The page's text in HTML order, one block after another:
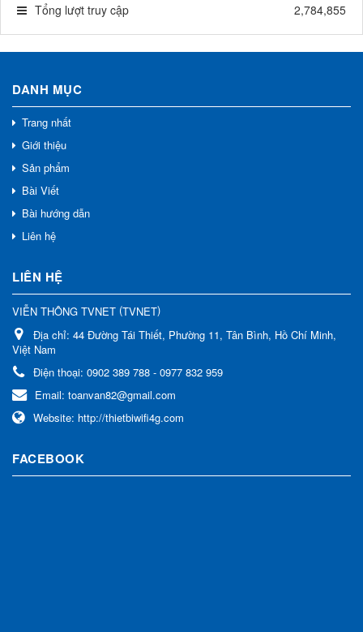
Tổng lượt truy cập
2,784,855
DANH MỤC
Trang nhất
Giới thiệu
Sản phẩm
Bài Viết
Bài hướng dẫn
Liên hệ
LIÊN HỆ
VIỄN THÔNG TVNET (TVNET)
Địa chỉ: 44 Đường Tái Thiết, Phường 11, Tân Bình, Hồ Chí Minh,
Việt Nam
Điện thoại: 0902 389 788 - 0977 832 959
Email: toanvan82@gmail.com
Website: http://thietbiwifi4g.com
FACEBOOK